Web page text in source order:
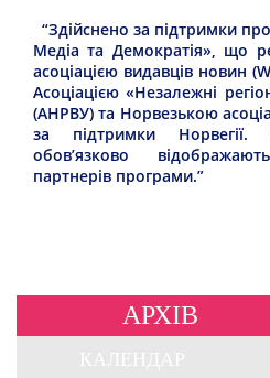
“Здійснено за підтримки
Медіа та Демократія», що
асоціацією видавців новин
Асоціацією «Незалежні
(АНРВУ) та Норвезькою
за підтримки
обов’язково
партнерів програми.”
АРХІВ